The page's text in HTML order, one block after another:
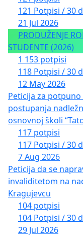
121 Potpisi / 30
21 Jul 2026
PRODUŽENJE
STUDENTE (2026)
1 153 potpisi
118 Potpisi / 30
12 May 2026
Peticija za
postupanja
osnovnoj školi
117 potpisi
117 Potpisi / 30
7 Aug 2026
Peticija da se
invaliditetom na
Kragujevcu
104 potpisi
104 Potpisi / 30
29 Jul 2026